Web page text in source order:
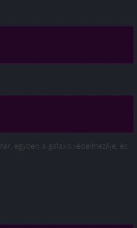
egyben a galaxis védelmezője, és